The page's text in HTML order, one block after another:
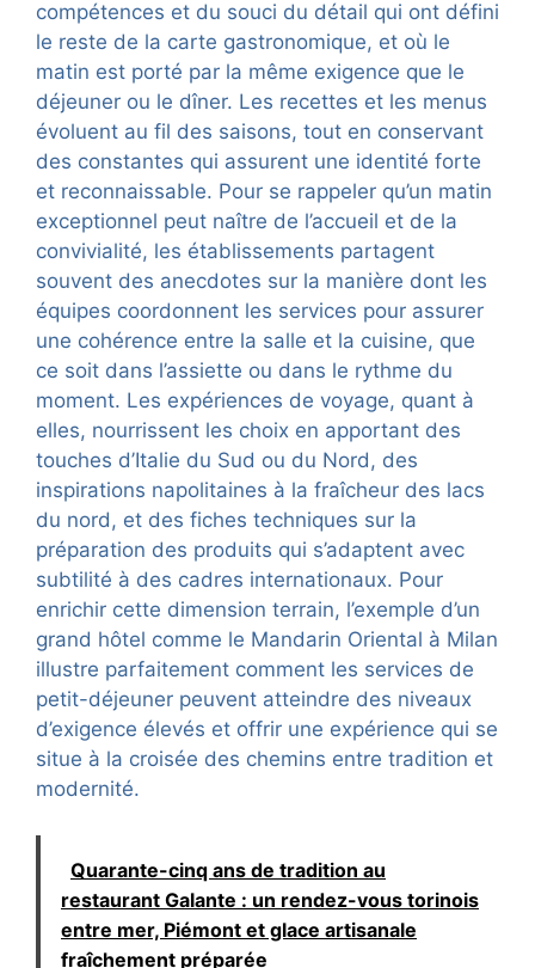
compétences et du souci du détail qui ont défini
le reste de la carte gastronomique, et où le
matin est porté par la même exigence que le
déjeuner ou le dîner. Les recettes et les menus
évoluent au fil des saisons, tout en conservant
des constantes qui assurent une identité forte
et reconnaissable. Pour se rappeler qu’un matin
exceptionnel peut naître de l’accueil et de la
convivialité, les établissements partagent
souvent des anecdotes sur la manière dont les
équipes coordonnent les services pour assurer
une cohérence entre la salle et la cuisine, que
ce soit dans l’assiette ou dans le rythme du
moment. Les expériences de voyage, quant à
elles, nourrissent les choix en apportant des
touches d’Italie du Sud ou du Nord, des
inspirations napolitaines à la fraîcheur des lacs
du nord, et des fiches techniques sur la
préparation des produits qui s’adaptent avec
subtilité à des cadres internationaux. Pour
enrichir cette dimension terrain, l’exemple d’un
grand hôtel comme le Mandarin Oriental à Milan
illustre parfaitement comment les services de
petit-déjeuner peuvent atteindre des niveaux
d’exigence élevés et offrir une expérience qui se
situe à la croisée des chemins entre tradition et
modernité.
Quarante-cinq ans de tradition au
restaurant Galante : un rendez-vous torinois
entre mer, Piémont et glace artisanale
fraîchement préparée